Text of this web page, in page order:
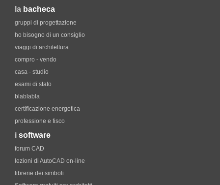
la bacheca
gruppi di progettazione
ho bisogno di un consiglio
viaggi di architettura
compro - vendo
casa - studio
esami di stato
blablabla
certificazione energetica
professione e fisco
i software
forum CAD
lezioni di AutoCAD on-line
librerie dei simboli